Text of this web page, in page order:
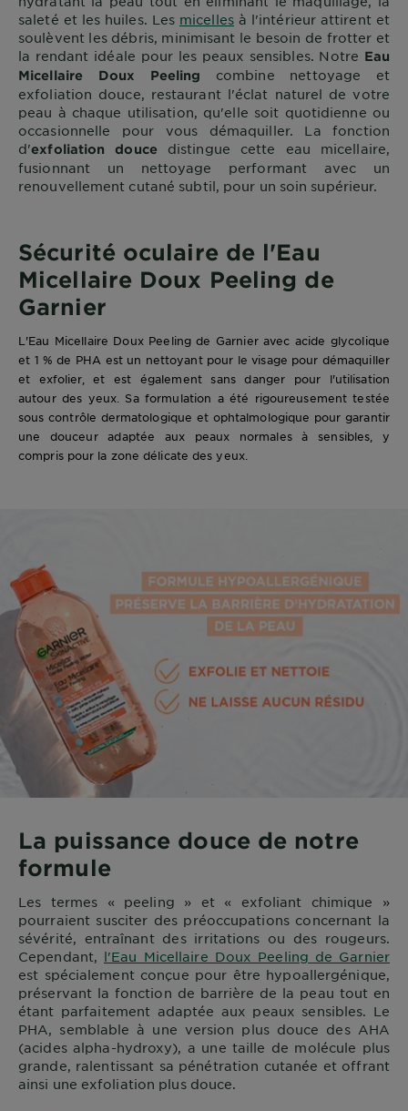
saleté et les huiles. Les micellesà l'intérieur attirent et
soulèvent les débris, minimisant le besoin de frotter et
la rendant idéale pour les peaux sensibles. Notre Eau
Micellaire Doux Peeling
combine nettoyage et
exfoliation douce, restaurant l'éclat naturel de votre
peau à chaque utilisation, qu'elle soit quotidienne ou
occasionnelle pour vous démaquiller. La fonction
d'exfoliation doucedistingue cette eau micellaire,
fusionnant un nettoyage performant avec un
renouvellement cutané subtil, pour un soin supérieur.
Sécurité oculaire de l'Eau
Micellaire Doux Peeling de
Garnier
L'Eau Micellaire Doux Peeling de Garnier avec acide glycolique
et 1 % de PHA est un nettoyant pour le visage pour démaquiller
et exfolier, et est également sans danger pour l'utilisation
autour des yeux. Sa formulation a été rigoureusement testée
sous contrôle dermatologique et ophtalmologique pour garantir
une douceur adaptée aux peaux normales à sensibles, y
compris pour la zone délicate des yeux.
La puissance douce de notre
formule
Les termes « peeling » et « exfoliant chimique »
pourraient susciter des préoccupations concernant la
sévérité, entraînant des irritations ou des rougeurs.
Cependant, l'Eau Micellaire Doux Peeling de Garnier
est spécialement conçue pour être hypoallergénique,
préservant la fonction de barrière de la peau tout en
étant parfaitement adaptée aux peaux sensibles. Le
PHA, semblable à une version plus douce des AHA
(acides alpha-hydroxy), a une taille de molécule plus
grande, ralentissant sa pénétration cutanée et offrant
ainsi une exfoliation plus douce.